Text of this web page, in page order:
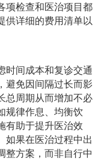
项检查和医治项目都
供详细的费用清单以
时间成本和复诊交通
避免因间隔过长而影
总周期从而增加不必
规律作息、均衡饮
有助于提升医治效
如果在医治过程中出
整方案，而非自行中